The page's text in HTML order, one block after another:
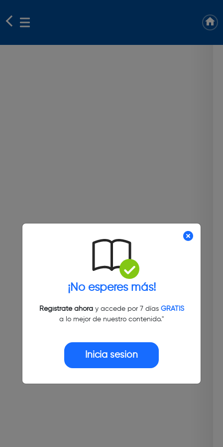
¡No esperes más!
Regístrate ahoray accede por 7 días GRATIS
a lo mejor de nuestro contenido."
Inicia sesión